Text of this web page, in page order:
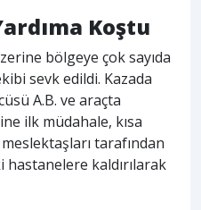
Koştu
bölgeye çok sayıda
sevk edildi. Kazada
A.B. ve araçta
ilk müdahale, kısa
tarafından
hastanelere kaldırılarak